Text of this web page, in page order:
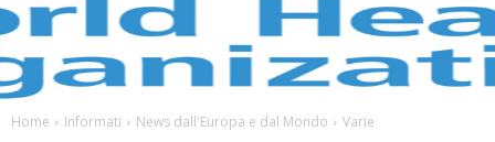
Home Informati News dall'Europa e dal Mondo Varie